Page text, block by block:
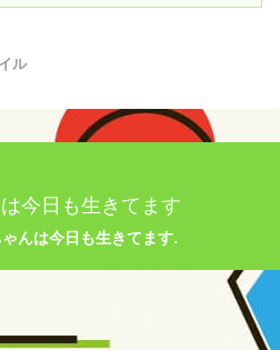
ル
今日も生きてます
んは今日も生きてます.